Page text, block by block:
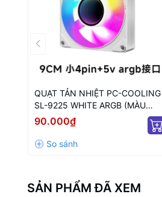
QUẠT TẢN NHIỆT PC-COOLING
SL-9225 WHITE ARGB (MÀU
TRẮNG/ 9CM/ LED TÂM ARGB
VÔ CỰC)
90.000₫
SẢN PHẨM ĐÃ XEM